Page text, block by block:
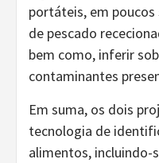
portáteis, em poucos
de pescado
bem como, inferir
contaminantes
Em suma, os dois
tecnologia de
alimentos, incluindo-